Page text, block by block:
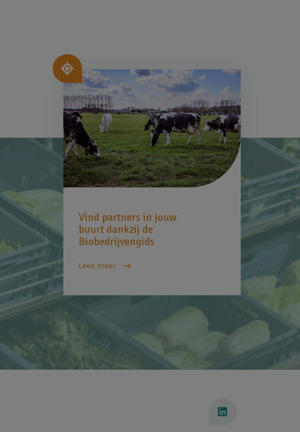
Afbeelding
Vind partners in jouw
buurt dankzij de
Biobedrijvengids
Lees meer